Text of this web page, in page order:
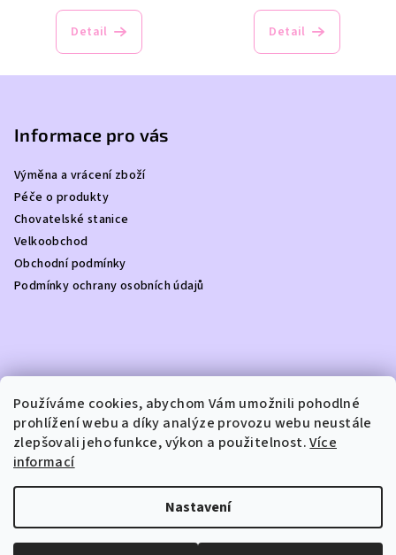
Používáme cookies, abychom Vám umožnili pohodlné
prohlížení webu a díky analýze provozu webu neustále
zlepšovali jeho funkce, výkon a použitelnost.Více
informací
Nastavení
Detail
hodnocení
produktu
z
Detail
Informace pro vás
Výměna a vrácení zboží
Péče o produkty
Chovatelské stanice
Velkoobchod
Obchodní podmínky
Podmínky ochrany osobních údajů
Kontakt
info @dottydoggie.cz
+420739459984
DOTTY DOGGIE